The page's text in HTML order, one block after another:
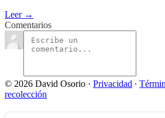
Leer →
Comentarios
© 2026 David Osorio · Privacidad ∙
recolección